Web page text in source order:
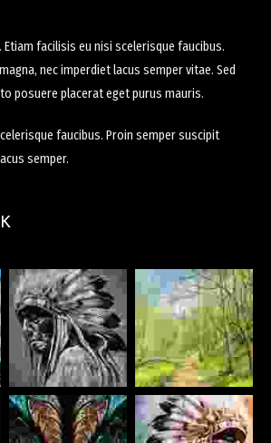
facilisis eu nisi scelerisque faucibus.
nec imperdiet lacus semper vitae. Sed
posuere placerat eget purus mauris.
faucibus. Proin semper suscipit
semper.